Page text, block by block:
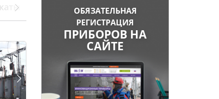
Отзывы
Длина штанги ШМ-2.2 (на выбор
Длина штанги ШМ-3.7 (на выбор
ОБЯЗАТЕЛЬНАЯ
РЕГИСТРАЦИЯ
ПРИБОРОВ НА
САЙТЕ